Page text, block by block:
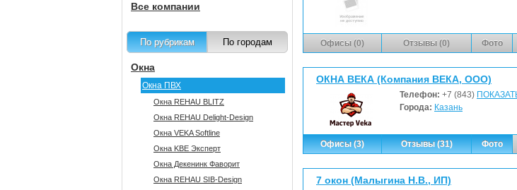
Офисы (0) Отзывы (0) Фото
ОКНА ВЕКА (Компания ВЕКА, ООО)
Телефон: +7 (843)
Города: Казань
Офисы (3) Отзывы (31) Фото
7 окон (Малыгина Н.В., ИП)
Все компании
По рубрикам По городам
Окна
Окна ПВХ
Окна REHAU BLITZ
Окна REHAU Delight-Design
Окна VEKA Softline
Окна KBE Эксперт
Окна Декенинк Фаворит
Окна REHAU SIB-Design